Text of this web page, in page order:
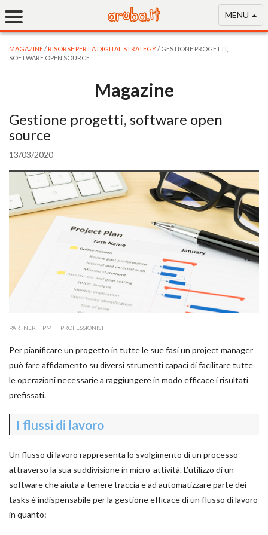
MENU
MAGAZINE/ RISORSE PER LA DIGITAL STRATEGY/ GESTIONE PROGETTI,
SOFTWARE OPEN SOURCE
Magazine
Gestione progetti, software open
source
13/03/2020
PARTNER PMI PROFESSIONISTI
Per pianificare un progetto in tutte le sue fasi un project manager
può fare affidamento su diversi strumenti capaci di facilitare tutte
le operazioni necessarie a raggiungere in modo efficace i risultati
prefissati.
I flussi di lavoro
Un flusso di lavoro rappresenta lo svolgimento di un processo
attraverso la sua suddivisione in micro-attività. L’utilizzo di un
software che aiuta a tenere traccia e ad automatizzare parte dei
tasks è indispensabile per la gestione efficace di un flusso di lavoro
in quanto: